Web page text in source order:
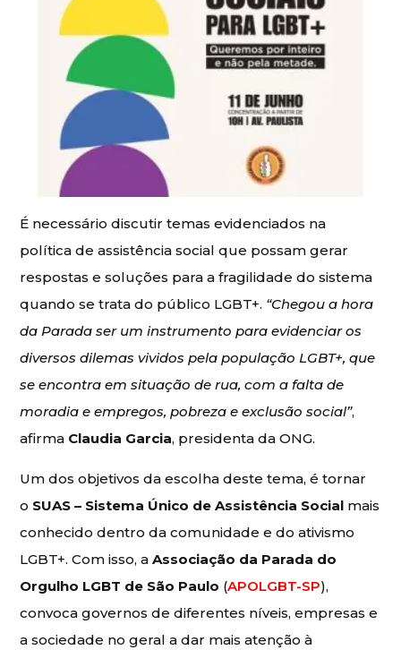
É necessário discutir temas evidenciados na
política de assistência social que possam gerar
respostas e soluções para a fragilidade do sistema
quando se trata do público LGBT+. “Chegou a hora
da Parada ser um instrumento para evidenciar os
diversos dilemas vividos pela população LGBT+, que
se encontra em situação de rua, com a falta de
moradia e empregos, pobreza e exclusão social”,
afirma Claudia Garcia, presidenta da ONG.
Um dos objetivos da escolha deste tema, é tornar
o SUAS – Sistema Único de Assistência Social mais
conhecido dentro da comunidade e do ativismo
LGBT+. Com isso, aAssociação da Parada do
Orgulho LGBT de São Paulo (APOLGBT-SP),
convoca governos de diferentes níveis, empresas e
a sociedade no geral a dar mais atenção à